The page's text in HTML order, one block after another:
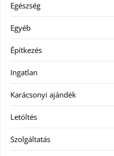
Egészség
Egyéb
Építkezés
Ingatlan
Karácsonyi ajándék
Letöltés
Szolgáltatás